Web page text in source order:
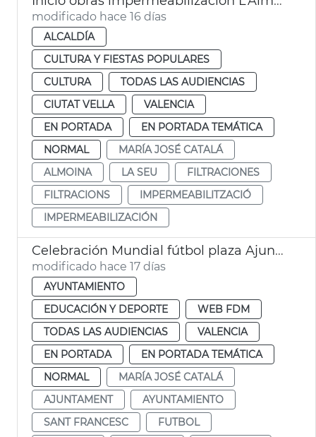
modificado hace 16 días
ALCALDÍA
CULTURA Y FIESTAS POPULARES
CULTURA
TODAS LAS AUDIENCIAS
CIUTAT VELLA
VALENCIA
EN PORTADA
EN PORTADA TEMÁTICA
NORMAL
MARÍA JOSÉ CATALÁ
ALMOINA
LA SEU
FILTRACIONES
FILTRACIONS
IMPERMEABILITZACIÓ
IMPERMEABILIZACIÓN
Celebración Mundial fútbol plaza Ajuntament València
modificado hace 17 días
AYUNTAMIENTO
EDUCACIÓN Y DEPORTE
WEB FDM
TODAS LAS AUDIENCIAS
VALENCIA
EN PORTADA
EN PORTADA TEMÁTICA
NORMAL
MARÍA JOSÉ CATALÁ
AJUNTAMENT
AYUNTAMIENTO
SANT FRANCESC
FUTBOL